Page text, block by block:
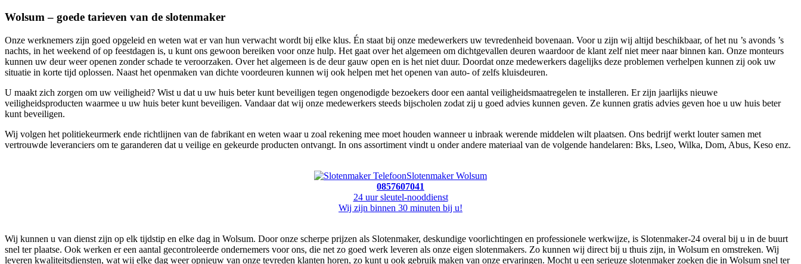
Wolsum – goede tarieven van de slotenmaker
Onze werknemers zijn goed opgeleid en weten wat er van hun verwacht wordt bij elke klus. Én staat bij onze medewerkers uw tevredenheid bovenaan. Voor u zijn wij altijd beschikbaar, of het nu ’s avonds ’s
nachts, in het weekend of op feestdagen is, u kunt ons gewoon bereiken voor onze hulp. Het gaat over het algemeen om dichtgevallen deuren waardoor de klant zelf niet meer naar binnen kan. Onze monteurs
kunnen uw deur weer openen zonder schade te veroorzaken. Over het algemeen is de deur gauw open en is het niet duur. Doordat onze medewerkers dagelijks deze problemen verhelpen kunnen zij ook uw
situatie in korte tijd oplossen. Naast het openmaken van dichte voordeuren kunnen wij ook helpen met het openen van auto- of zelfs kluisdeuren.
U maakt zich zorgen om uw veiligheid? Wist u dat u uw huis beter kunt beveiligen tegen ongenodigde bezoekers door een aantal veiligheidsmaatregelen te installeren. Er zijn jaarlijks nieuwe
veiligheidsproducten waarmee u uw huis beter kunt beveiligen. Vandaar dat wij onze medewerkers steeds bijscholen zodat zij u goed advies kunnen geven. Ze kunnen gratis advies geven hoe u uw huis beter
kunt beveiligen.
Wij volgen het politiekeurmerk ende richtlijnen van de fabrikant en weten waar u zoal rekening mee moet houden wanneer u inbraak werende middelen wilt plaatsen. Ons bedrijf werkt louter samen met
vertrouwde leveranciers om te garanderen dat u veilige en gekeurde producten ontvangt. In ons assortiment vindt u onder andere materiaal van de volgende handelaren: Bks, Lseo, Wilka, Dom, Abus, Keso enz.
Slotenmaker Wolsum
0857607041
24 uur sleutel-nooddienst
Wij zijn binnen 30 minuten bij u!
Wij kunnen u van dienst zijn op elk tijdstip en elke dag in Wolsum. Door onze scherpe prijzen als Slotenmaker, deskundige voorlichtingen en professionele werkwijze, is Slotenmaker-24 overal bij u in de buurt
snel ter plaatse. Ook werken er een aantal gecontroleerde ondernemers voor ons, die net zo goed werk leveren als onze eigen slotenmakers. Zo kunnen wij direct bij u thuis zijn, in Wolsum en omstreken. Wij
leveren kwaliteitsdiensten, wat wij elke dag weer opnieuw van onze tevreden klanten horen, zo kunt u ook gebruik maken van onze ervaringen. Mocht u een serieuze slotenmaker zoeken die in Wolsum snel ter